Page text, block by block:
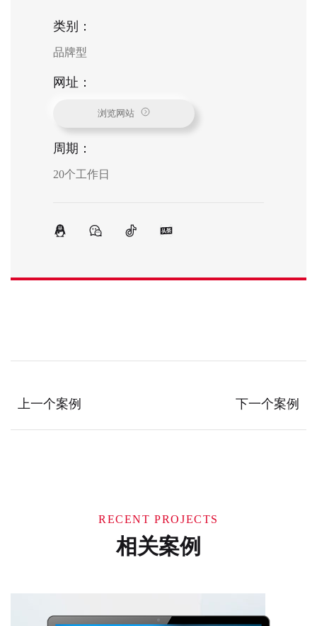
类别：
品牌型
网址：
浏览网站
周期：
20个工作日
上一个案例 下一个案例
RECENT PROJECTS
相关案例